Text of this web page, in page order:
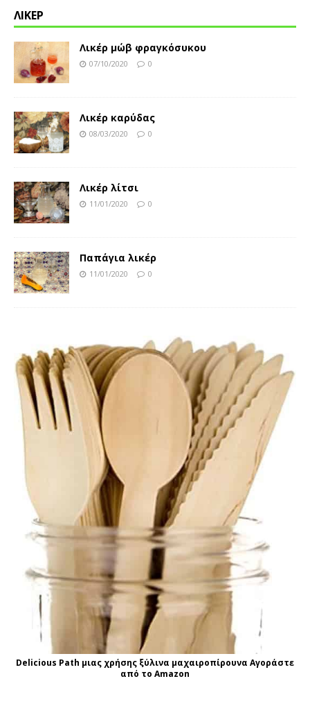
ΛΙΚΕΡ
Λικέρ μώβ φραγκόσυκου
07/10/2020 0
Λικέρ καρύδας
08/03/2020 0
Λικέρ λίτσι
11/01/2020 0
Παπάγια λικέρ
11/01/2020 0
Delicious Path μιας χρήσης ξύλινα μαχαιροπίρουνα Αγοράστε
από το Amazon